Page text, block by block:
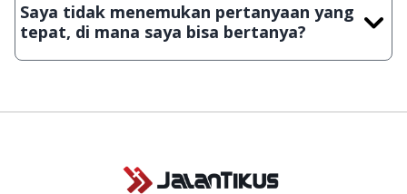
download secara manual, sehingga kuota sebesar ribuan
aplikasi & games tidak dapat tercapai dalam waktu yang
singkat.
Saya tidak menemukan pertanyaan yang
tepat, di mana saya bisa bertanya?
Kami dengan senang hati menjawab setiap pertanyaan yang